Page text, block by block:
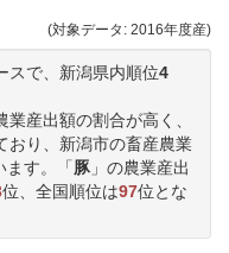
(対象データ: 2016年度産)
スで、新潟県内順位4
産出額の割合が高く、
おり、新潟市の畜産農業
ます。「豚 」の農業産出
位、全国順位は97位とな